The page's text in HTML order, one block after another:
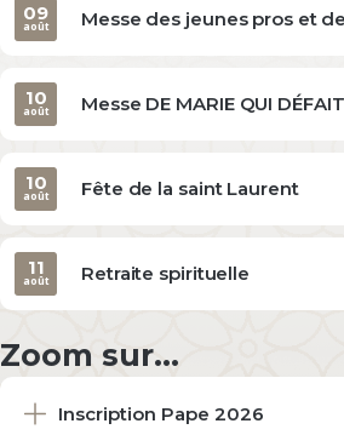
Messe des jeunes pros et
09
août
Messe DE MARIE QUI
10
août
Fête de la saint Laurent
10
août
Retraite spirituelle
11
août
Zoom sur...
Inscription Pape 2026